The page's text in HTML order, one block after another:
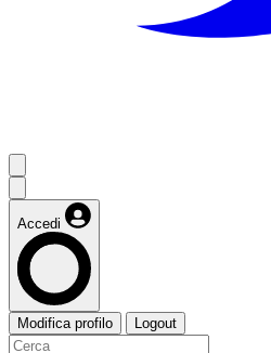
Accedi
Modifica profilo Logout